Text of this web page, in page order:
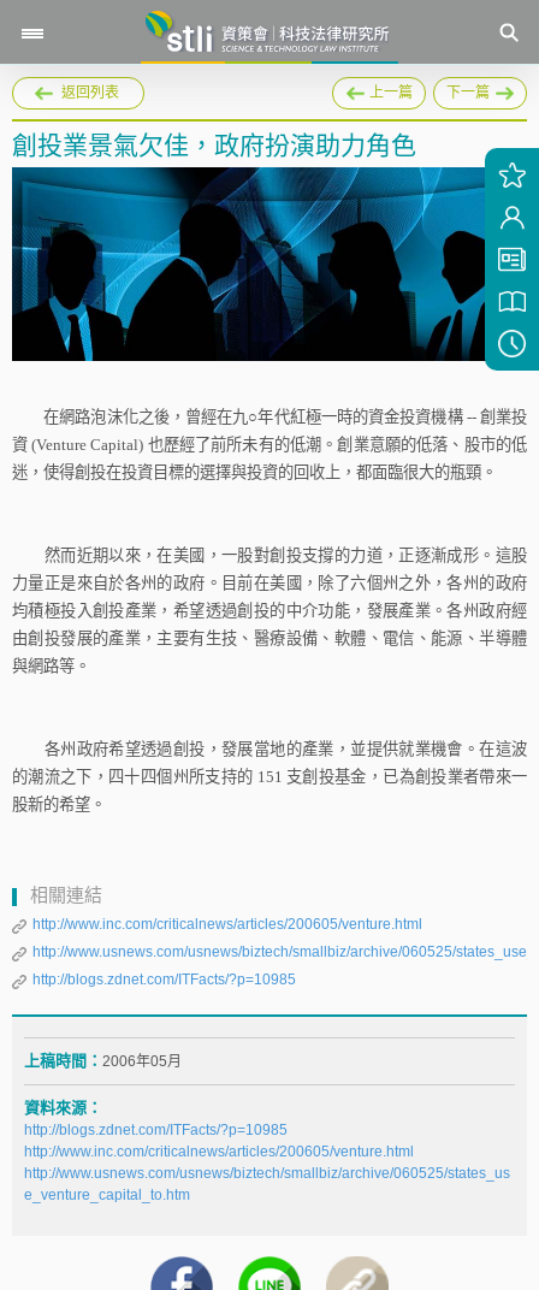
返回列表 上一篇 下一篇
創投業景氣欠佳，政府扮演助力角色
在網路泡沫化之後，曾經在九 ○年代紅極一時的資金投資機構-- 創業投
資 (Venture Capital) 也歷經了前所未有的低潮。創業意願的低落、股市的低
迷，使得創投在投資目標的選擇與投資的回收上，都面臨很大的瓶頸。
然而近期以來，在美國，一股對創投支撐的力道，正逐漸成形。這股
力量正是來自於各州的政府。目前在美國，除了六個州之外，各州的政府
均積極投入創投產業，希望透過創投的中介功能，發展產業。各州政府經
由創投發展的產業，主要有生技、醫療設備、軟體、電信、能源、半導體
與網路等。
各州政府希望透過創投，發展當地的產業，並提供就業機會。在這波
的潮流之下，四十四個州所支持的 151 支創投基金，已為創投業者帶來一
股新的希望。
相關連結
http://www.inc.com/criticalnews/articles/200605/venture.html
http://www.usnews.com/usnews/biztech/smallbiz/archive/060525/
http://blogs.zdnet.com/ITFacts/?p=10985
上稿時間： 2006年05月
資料來源：
http://blogs.zdnet.com/ITFacts/?p=10985
http://www.inc.com/criticalnews/articles/200605/venture.html
http://www.usnews.com/usnews/biztech/smallbiz/archive/060525/states_us
e_venture_capital_to.htm